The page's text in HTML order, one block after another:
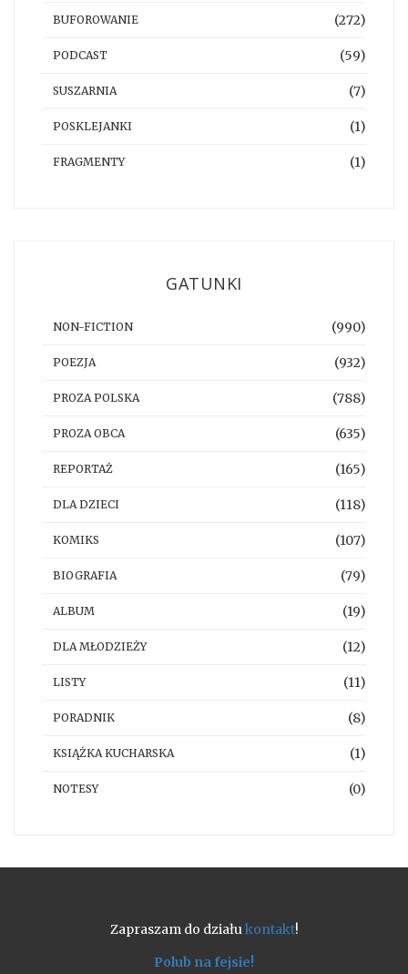
BUFOROWANIE (272)
PODCAST (59)
SUSZARNIA (7)
POSKLEJANKI (1)
FRAGMENTY (1)
GATUNKI
NON-FICTION (990)
POEZJA (932)
PROZA POLSKA (788)
PROZA OBCA (635)
REPORTAŻ (165)
DLA DZIECI (118)
KOMIKS (107)
BIOGRAFIA (79)
ALBUM (19)
DLA MŁODZIEŻY (12)
LISTY (11)
PORADNIK (8)
KSIĄŻKA KUCHARSKA (1)
NOTESY (0)
Zapraszam do działukontakt!
Polub na fejsie!